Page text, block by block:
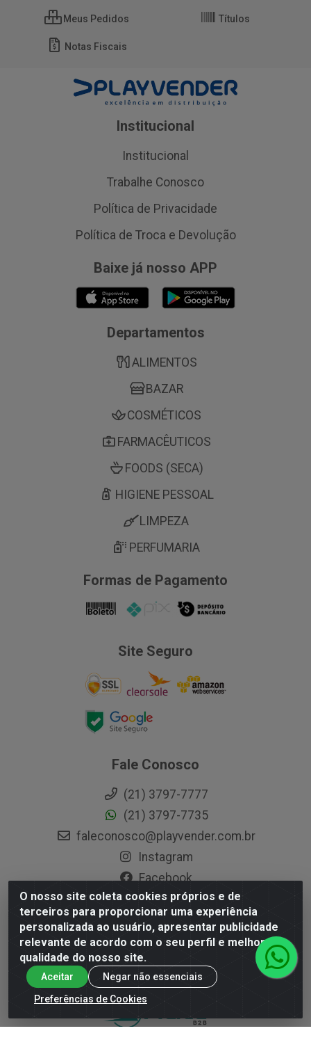
O nosso site coleta cookies próprios e de
terceiros para proporcionar uma experiência
personalizada ao usuário, apresentar publicidade
relevante de acordo com o seu perfil e melhorar a
qualidade do nosso site.
Aceitar
Negar não essenciais
Preferências de Cookies
Meus Pedidos Títulos
Notas Fiscais
Institucional
Institucional
Trabalhe Conosco
Política de Privacidade
Política de Troca e Devolução
Baixe já nosso APP
Departamentos
ALIMENTOS
BAZAR
COSMÉTICOS
FARMACÊUTICOS
FOODS (SECA)
HIGIENE PESSOAL
LIMPEZA
PERFUMARIA
Formas de Pagamento
Site Seguro
Fale Conosco
(21) 3797-7777
(21) 3797-7735
faleconosco@playvender.com.br
Instagram
Facebook
Playvender Distribuidora - Avenida Ana Dantas, 183- Xerém -
Duque de Caxias / RJ - CEP 25250-415 - CNPJ
05.762.204/0001-83